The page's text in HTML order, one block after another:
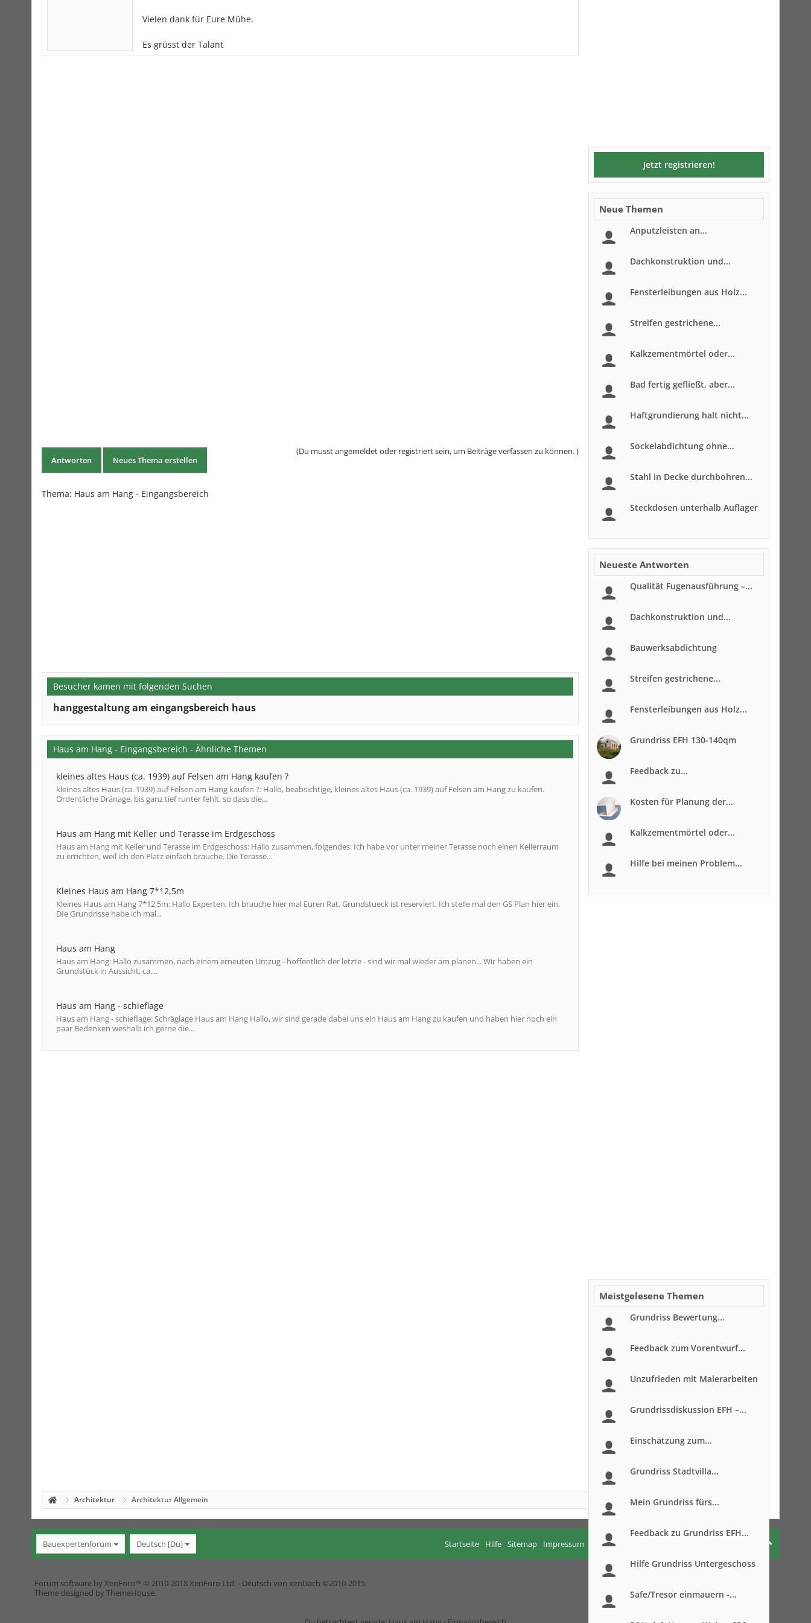
Vielen dank für Eure Mühe.
Es grüsst der Talant
Antworten Neues Thema erstellen
(Du musst angemeldet oder registriert sein, um Beiträge verfassen zu können. )
Thema: Haus am Hang - Eingangsbereich
Besucher kamen mit folgenden Suchen
hanggestaltung am eingangsbereich haus
Haus am Hang - Eingangsbereich - Ähnliche Themen
kleines altes Haus (ca. 1939) auf Felsen am Hang kaufen ?
kleines altes Haus (ca. 1939) auf Felsen am Hang kaufen ?: Hallo, beabsichtige, kleines altes Haus (ca. 1939) auf Felsen am Hang zu kaufen.
Ordentliche Dränage, bis ganz tief runter fehlt, so dass die...
Haus am Hang mit Keller und Terasse im Erdgeschoss
Haus am Hang mit Keller und Terasse im Erdgeschoss: Hallo zusammen, folgendes: Ich habe vor unter meiner Terasse noch einen Kellerraum
zu errichten, weil ich den Platz einfach brauche. Die Terasse...
Kleines Haus am Hang 7*12,5m
Kleines Haus am Hang 7*12,5m: Hallo Experten, Ich brauche hier mal Euren Rat. Grundstueck ist reserviert. Ich stelle mal den GS Plan hier ein.
DIe Grundrisse habe ich mal...
Haus am Hang
Haus am Hang: Hallo zusammen, nach einem erneuten Umzug - hoffentlich der letzte - sind wir mal wieder am planen... Wir haben ein
Grundstück in Aussicht, ca....
Haus am Hang - schieflage
Haus am Hang - schieflage: Schräglage Haus am Hang Hallo, wir sind gerade dabei uns ein Haus am Hang zu kaufen und haben hier noch ein
paar Bedenken weshalb ich gerne die...
Jetzt registrieren!
Neue Themen
Anputzleisten an...
Dachkonstruktion und...
Fensterleibungen aus Holz...
Streifen gestrichene...
Kalkzementmörtel oder...
Bad fertig gefließt, aber...
Haftgrundierung halt nicht...
Sockelabdichtung ohne...
Stahl in Decke durchbohren...
Steckdosen unterhalb Auflager
Neueste Antworten
Qualität Fugenausführung –...
Dachkonstruktion und...
Bauwerksabdichtung
Streifen gestrichene...
Fensterleibungen aus Holz...
Grundriss EFH 130-140qm
Feedback zu...
Kosten für Planung der...
Kalkzementmörtel oder...
Hilfe bei meinen Problem...
Meistgelesene Themen
Grundriss Bewertung...
Feedback zum Vorentwurf...
Unzufrieden mit Malerarbeiten
Grundrissdiskussion EFH –...
Einschätzung zum...
Grundriss Stadtvilla...
Mein Grundriss fürs...
Feedback zu Grundriss EFH...
Hilfe Grundriss Untergeschoss
Safe/Tresor einmauern -...
Architektur Architektur Allgemein
Bauexpertenforum Deutsch [Du] Startseite Hilfe Sitemap Impressum Nutzungsbedingungen
Forum software by XenForo™ © 2010-2018 XenForo Ltd. - Deutsch von xenDach ©2010-2015
Theme designed by ThemeHouse.